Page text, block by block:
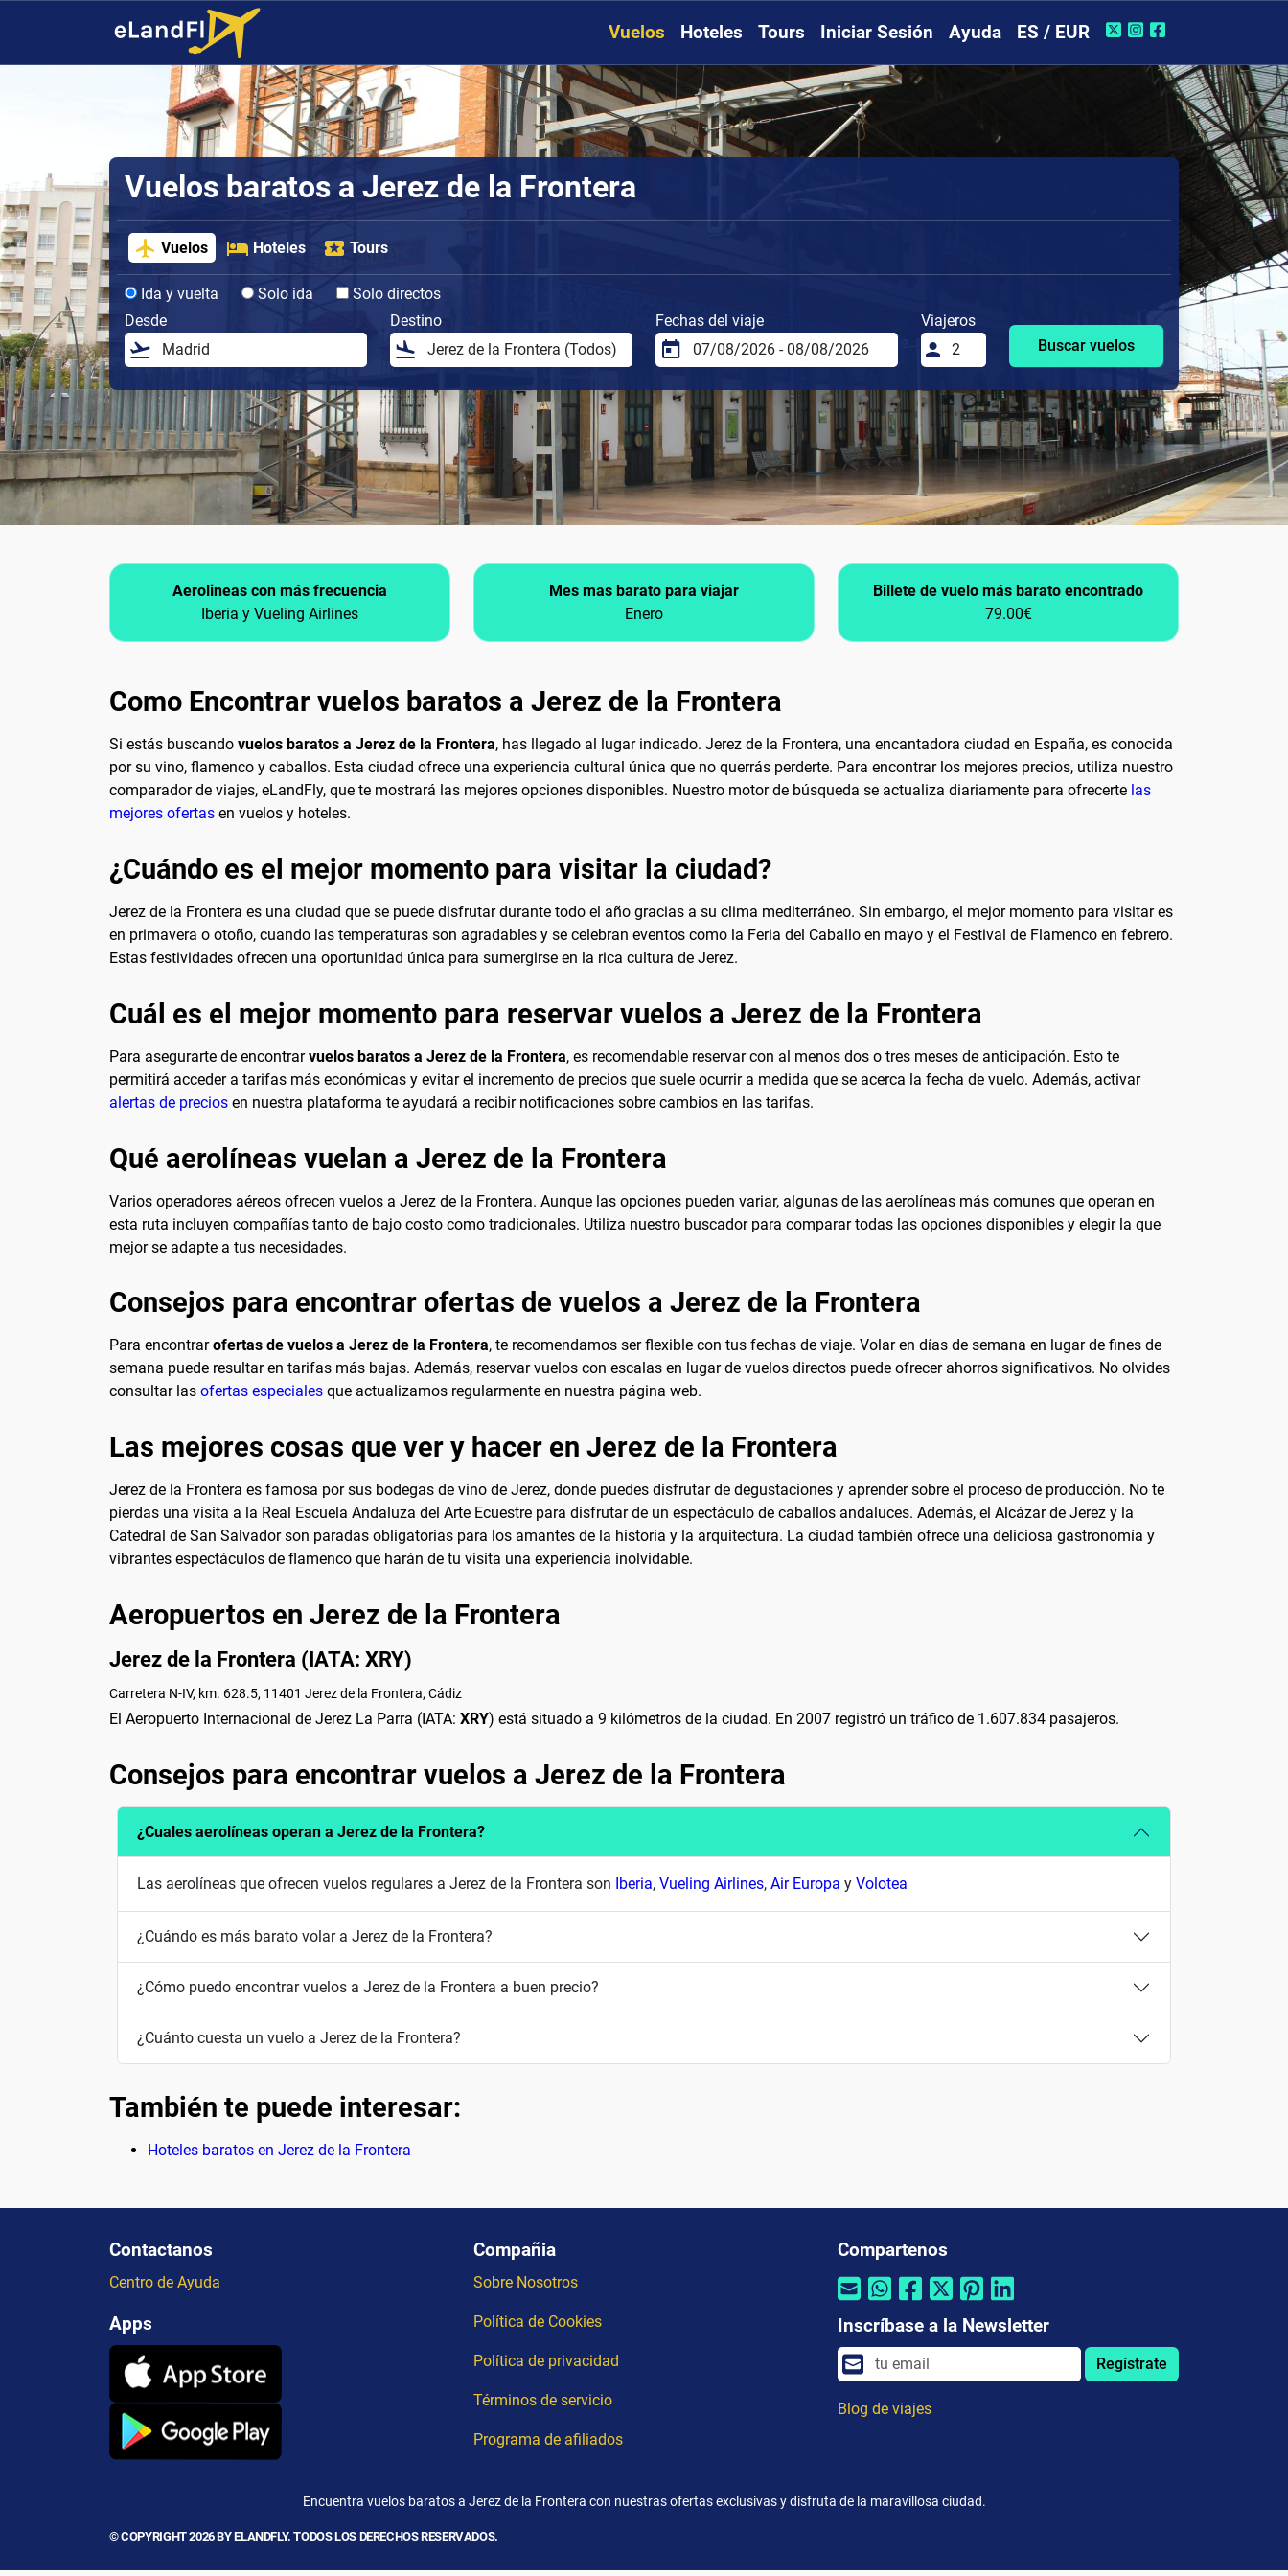
Vuelos Hoteles Tours Iniciar Sesión Ayuda ES / EUR
Vuelos baratos a Jerez de la Frontera
Vuelos Hoteles Tours
Ida y vuelta Solo ida
Solo directos
Desde
Destino Fechas del viaje
Viajeros
Buscar vuelos
Aerolineas con más frecuencia
Iberia y Vueling Airlines
Mes mas barato para viajar
Enero
Billete de vuelo más barato encontrado
79.00€
Como Encontrar vuelos baratos a Jerez de la Frontera
Si estás buscando vuelos baratos a Jerez de la Frontera, has llegado al lugar indicado. Jerez de la Frontera, una encantadora ciudad en España, es conocida
por su vino, flamenco y caballos. Esta ciudad ofrece una experiencia cultural única que no querrás perderte. Para encontrar los mejores precios, utiliza nuestro
comparador de viajes, eLandFly, que te mostrará las mejores opciones disponibles. Nuestro motor de búsqueda se actualiza diariamente para ofrecerte las
mejores ofertas en vuelos y hoteles.
¿Cuándo es el mejor momento para visitar la ciudad?
Jerez de la Frontera es una ciudad que se puede disfrutar durante todo el año gracias a su clima mediterráneo. Sin embargo, el mejor momento para visitar es
en primavera o otoño, cuando las temperaturas son agradables y se celebran eventos como la Feria del Caballo en mayo y el Festival de Flamenco en febrero.
Estas festividades ofrecen una oportunidad única para sumergirse en la rica cultura de Jerez.
Cuál es el mejor momento para reservar vuelos a Jerez de la Frontera
Para asegurarte de encontrarvuelos baratos a Jerez de la Frontera, es recomendable reservar con al menos dos o tres meses de anticipación. Esto te
permitirá acceder a tarifas más económicas y evitar el incremento de precios que suele ocurrir a medida que se acerca la fecha de vuelo. Además, activar
alertas de precios en nuestra plataforma te ayudará a recibir notificaciones sobre cambios en las tarifas.
Qué aerolíneas vuelan a Jerez de la Frontera
Varios operadores aéreos ofrecen vuelos a Jerez de la Frontera. Aunque las opciones pueden variar, algunas de las aerolíneas más comunes que operan en
esta ruta incluyen compañías tanto de bajo costo como tradicionales. Utiliza nuestro buscador para comparar todas las opciones disponibles y elegir la que
mejor se adapte a tus necesidades.
Consejos para encontrar ofertas de vuelos a Jerez de la Frontera
Para encontrarofertas de vuelos a Jerez de la Frontera, te recomendamos ser flexible con tus fechas de viaje. Volar en días de semana en lugar de fines de
semana puede resultar en tarifas más bajas. Además, reservar vuelos con escalas en lugar de vuelos directos puede ofrecer ahorros significativos. No olvides
consultar las ofertas especiales que actualizamos regularmente en nuestra página web.
Las mejores cosas que ver y hacer en Jerez de la Frontera
Jerez de la Frontera es famosa por sus bodegas de vino de Jerez, donde puedes disfrutar de degustaciones y aprender sobre el proceso de producción. No te
pierdas una visita a la Real Escuela Andaluza del Arte Ecuestre para disfrutar de un espectáculo de caballos andaluces. Además, el Alcázar de Jerez y la
Catedral de San Salvador son paradas obligatorias para los amantes de la historia y la arquitectura. La ciudad también ofrece una deliciosa gastronomía y
vibrantes espectáculos de flamenco que harán de tu visita una experiencia inolvidable.
Aeropuertos en Jerez de la Frontera
Jerez de la Frontera (IATA: XRY)
Carretera N-IV, km. 628.5, 11401 Jerez de la Frontera, Cádiz
El Aeropuerto Internacional de Jerez La Parra (IATA: XRY) está situado a 9 kilómetros de la ciudad. En 2007 registró un tráfico de 1.607.834 pasajeros.
Consejos para encontrar vuelos a Jerez de la Frontera
¿Cuales aerolíneas operan a Jerez de la Frontera?
Las aerolíneas que ofrecen vuelos regulares a Jerez de la Frontera son Iberia, Vueling Airlines, Air Europa y Volotea
¿Cuándo es más barato volar a Jerez de la Frontera?
¿Cómo puedo encontrar vuelos a Jerez de la Frontera a buen precio?
¿Cuánto cuesta un vuelo a Jerez de la Frontera?
También te puede interesar:
Hoteles baratos en Jerez de la Frontera
Contactanos
Centro de Ayuda
Apps
Compañia
Sobre Nosotros
Política de Cookies
Política de privacidad
Términos de servicio
Programa de afiliados
Compartenos
Inscríbase a la Newsletter
Regístrate
Blog de viajes
Encuentra vuelos baratos a Jerez de la Frontera con nuestras ofertas exclusivas y disfruta de la maravillosa ciudad.
© COPYRIGHT 2026 BY ELANDFLY. TODOS LOS DERECHOS RESERVADOS.